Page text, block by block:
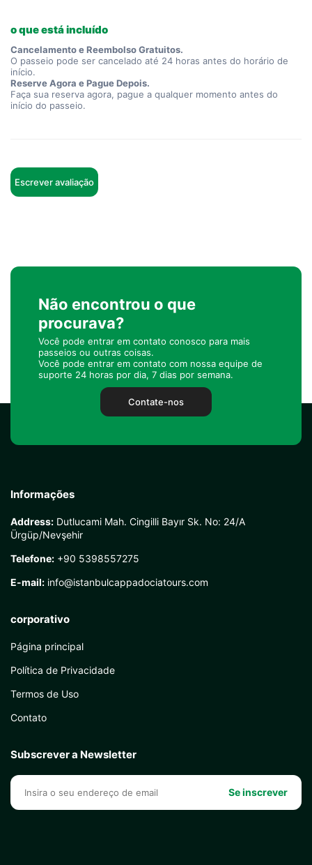
o que está incluído
Cancelamento e Reembolso Gratuitos.
O passeio pode ser cancelado até 24 horas antes do horário de
início.
Reserve Agora e Pague Depois.
Faça sua reserva agora, pague a qualquer momento antes do
início do passeio.
Escrever avaliação
Não encontrou o que
procurava?
Você pode entrar em contato conosco para mais
passeios ou outras coisas.
Você pode entrar em contato com nossa equipe de
suporte 24 horas por dia, 7 dias por semana.
Contate-nos
Informações
Address: Dutlucami Mah. Cingilli Bayır Sk. No: 24/A
Ürgüp/Nevşehir
Telefone: +90 5398557275
E-mail: info@istanbulcappadociatours.com
corporativo
Página principal
Política de Privacidade
Termos de Uso
Contato
Subscrever a Newsletter
Se inscrever